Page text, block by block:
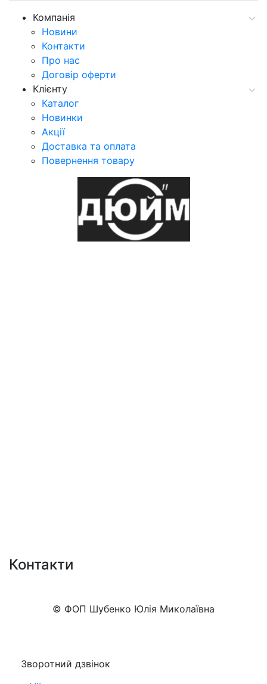
Компанія
Новини
Контакти
Про нас
Договір оферти
Клієнту
Каталог
Новинки
Акції
Доставка та оплата
Повернення товару
Контакти
© ФОП Шубенко Юлія Миколаївна
Зворотний дзвінок